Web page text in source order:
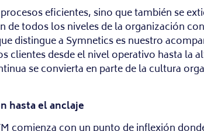
eficientes, sino que también se
de todos los niveles de la organización
distingue a Symnetics es nuestro
desde el nivel operativo hasta la
se convierta en parte de la cultura
hasta el anclaje